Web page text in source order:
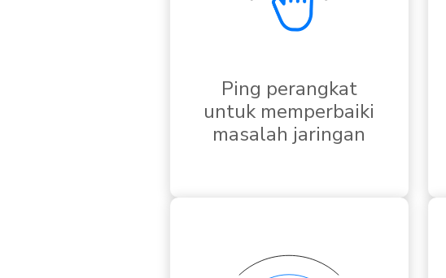
Ping perangkat
untuk memperbaiki
masalah jaringan